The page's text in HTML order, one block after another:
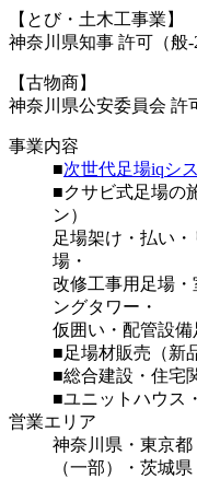
【とび・土木工事業】
神奈川県知事 許可（般-
【古物商】
神奈川県公安委員会 許
事業内容
■次世代足場iqシ
■クサビ式足場の
ン）
足場架け・払い
場・
改修工事用足場
ングタワー・
仮囲い・配管設
■足場材販売（新
■総合建設・住宅
■ユニットハウス
営業エリア
神奈川県・東京
（一部）・茨城県